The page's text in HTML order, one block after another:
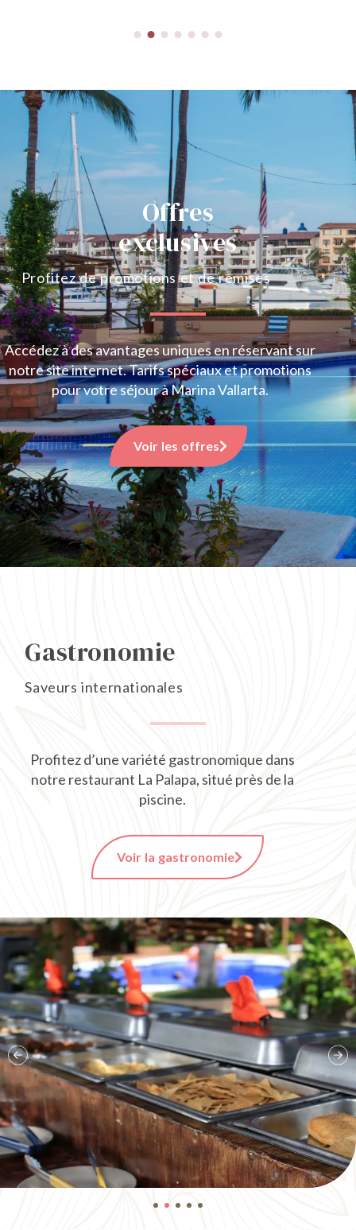
Offres
exclusives
Profitez de promotions et de remises
Accédez à des avantages uniques en réservant sur
notre site internet. Tarifs spéciaux et promotions
pour votre séjour à Marina Vallarta.
Voir les offres
Gastronomie
Saveurs internationales
Profitez d’une variété gastronomique dans
notre restaurant La Palapa, situé près de la
piscine.
Voir la gastronomie